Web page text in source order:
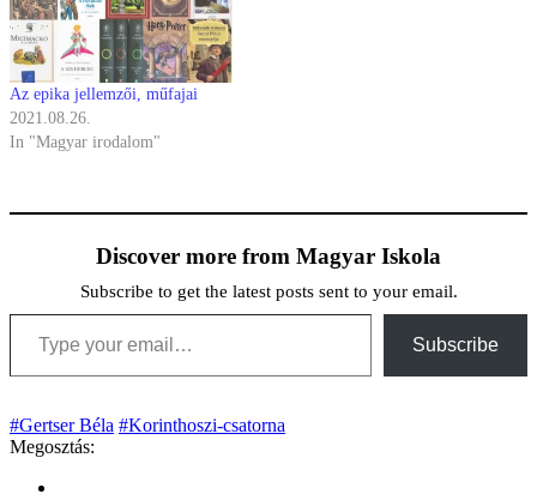
Az epika jellemzői, műfajai
2021.08.26.
In "Magyar irodalom"
Discover more from Magyar Iskola
Subscribe to get the latest posts sent to your email.
Type your email…
Subscribe
#Gertser Béla #Korinthoszi-csatorna
Megosztás: